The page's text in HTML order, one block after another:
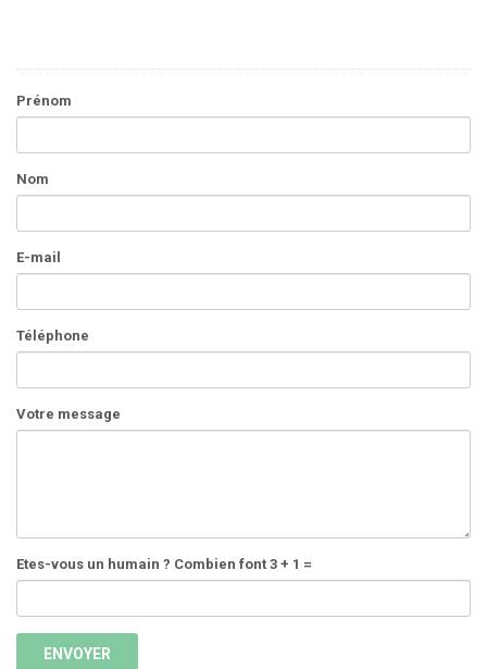
Prénom
Nom
E-mail
Téléphone
Votre message
Etes-vous un humain ? Combien font 3 + 1 =